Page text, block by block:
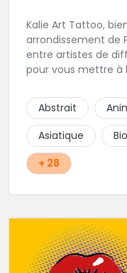
Kalie Art Tattoo,
arrondissement de
entre artistes de
pour vous mettre à
Abstrait
Asiatique
+ 28